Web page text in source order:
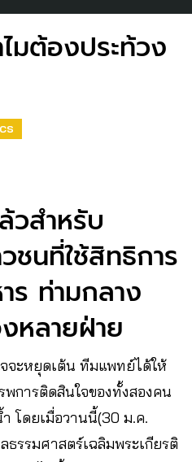
มต้องประท้วง
วสำหรับ
ชนที่ใช้สิทธิการ
ร ท่ามกลาง
หลายฝ่าย
จะหยุดเต้น ทีมแพทย์ได้ให้
พการติดสินใจของทั้งสองคน
โดยเมื่อวานนี้(30 ม.ค.
รรมศาสตร์เฉลิมพระเกียรติ